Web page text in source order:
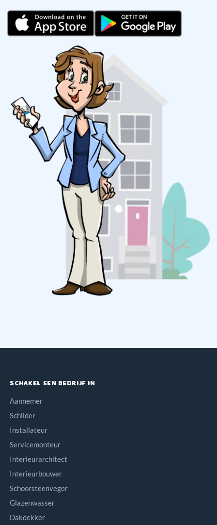
SCHAKEL EEN BEDRIJF IN
Aannemer
Schilder
Installateur
Servicemonteur
Interieurarchitect
Interieurbouwer
Schoorsteenveger
Glazenwasser
Dakdekker